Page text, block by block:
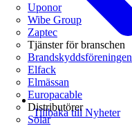
Uponor
Wibe Group
Zaptec
Tjänster för branschen
Brandskyddsföreningen
Elfack
Elmässan
Europacable
Distributörer
Solar
Tillbaka till Nyheter